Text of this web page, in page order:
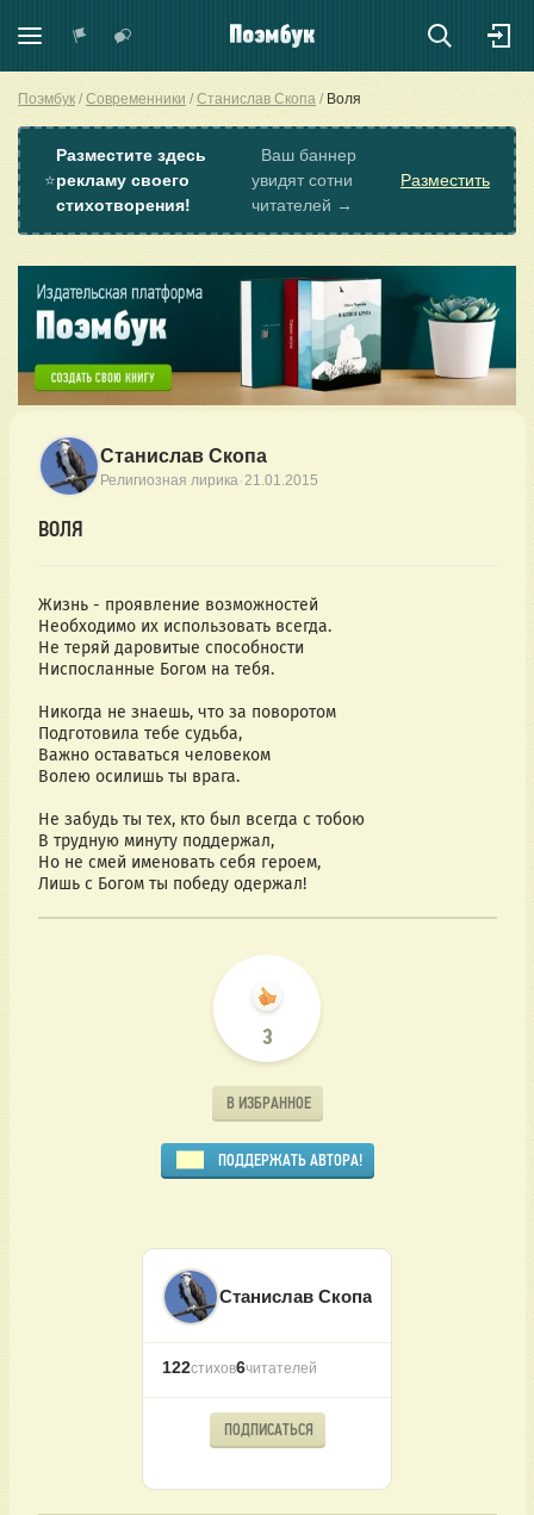
Поэмбук Современники Станислав Скопа Воля
⭐
Разместите здесь
рекламу своего
стихотворения!
Ваш баннер
увидят сотни
читателей →
Разместить
Станислав Скопа
Религиозная лирика·21.01.2015
ВОЛЯ
Жизнь - проявление возможностей
Необходимо их использовать всегда.
Не теряй даровитые способности
Ниспосланные Богом на тебя.
Никогда не знаешь, что за поворотом
Подготовила тебе судьба,
Важно оставаться человеком
Волею осилишь ты врага.
Не забудь ты тех, кто был всегда с тобою
В трудную минуту поддержал,
Но не смей именовать себя героем,
Лишь с Богом ты победу одержал!
3
В ИЗБРАННОЕ
ПОДДЕРЖАТЬ АВТОРА!
Станислав Скопа
122стихов6читателей
ПОДПИСАТЬСЯ